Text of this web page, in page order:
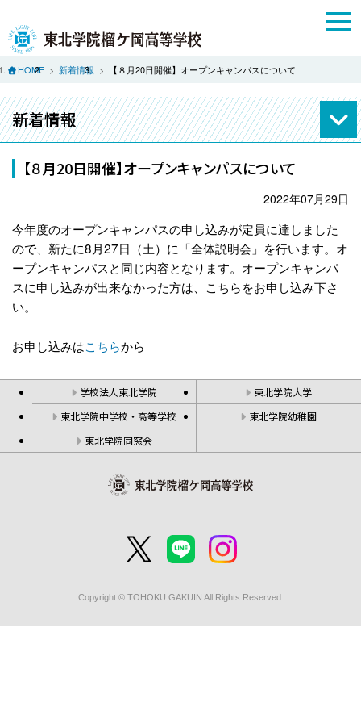
HOME 新着情報 【８月20日開催】オープンキャンパスについて
新着情報
【８月20日開催】オープンキャンパスについて
2022年07月29日
今年度のオープンキャンパスの申し込みが定員に達しました
ので、新たに8月27日（土）に「全体説明会」を行います。オ
ープンキャンパスと同じ内容となります。オープンキャンパ
スに申し込みが出来なかった方は、こちらをお申し込み下さ
い。
お申し込みはこちらから
学校法人東北学院
東北学院大学
東北学院中学校・高等学校
東北学院幼稚園
東北学院同窓会
Copyright © TOHOKU GAKUIN All Rights Reserved.